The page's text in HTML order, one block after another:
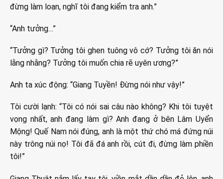
đừng làm loạn, nghĩ tôi đang kiểm tra anh.”
“Anh tưởng…”
“Tưởng gì? Tưởng tôi ghen tuông vô cớ? Tưởng tôi ăn nói
lằng nhằng? Tưởng tôi muốn chia rẽ uyên ương?”
Anh ta xúc động: “Giang Tuyền! Đừng nói như vậy!”
Tôi cười lạnh: “Tôi có nói sai câu nào không? Khi tôi tuyệt
vọng nhất, anh đang làm gì? Anh đang ở bên Lâm Uyển
Mộng! Quế Nam nói đúng, anh là một thứ chó má đứng núi
này trông núi nọ! Tôi đã đá anh rồi, cút đi, đừng làm phiền
tôi!”